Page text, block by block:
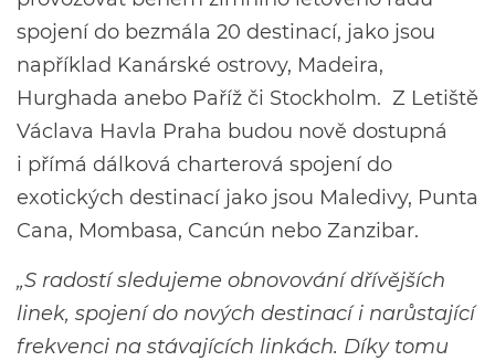
spojení do bezmála 20 destinací, jako jsou
například Kanárské ostrovy, Madeira,
Hurghada anebo Paříž či Stockholm. Z Letiště
Václava Havla Praha budou nově dostupná
i přímá dálková charterová spojení do
exotických destinací jako jsou Maledivy, Punta
Cana, Mombasa, Cancún nebo Zanzibar.
„S radostí sledujeme obnovování dřívějších
linek, spojení do nových destinací i narůstající
frekvenci na stávajících linkách. Díky tomu